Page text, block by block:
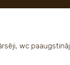
wc